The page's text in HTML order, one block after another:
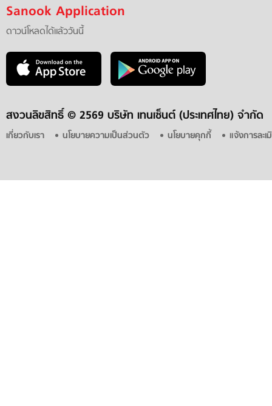
Sanook Application
ดาวน์โหลดได้แล้ววันนี้
สงวนลิขสิทธิ์ © 2569 บริษัท เทนเซ็นต์ (ประเทศไทย) จำกัด
เกี่ยวกับเรา นโยบายความเป็นส่วนตัว นโยบายคุกกี้ แจ้งการละ